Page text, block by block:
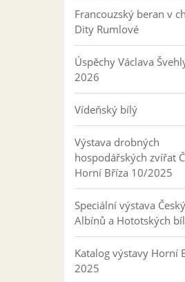
Francouzský beran v
Dity Rumlové
Úspěchy Václava
2026
Vídeňský bílý
Výstava drobných
hospodářských zvířat
Horní Bříza 10/2025
Speciální výstava
Albínů a Hototských
Katalog výstavy Horní
2025